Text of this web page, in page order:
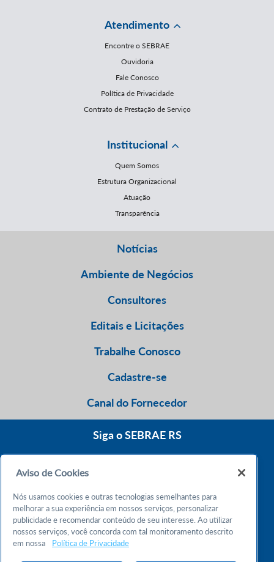
Atendimento
Encontre o SEBRAE
Ouvidoria
Fale Conosco
Política de Privacidade
Contrato de Prestação de Serviço
Institucional
Quem Somos
Estrutura Organizacional
Atuação
Transparência
Notícias
Ambiente de Negócios
Consultores
Editais e Licitações
Trabalhe Conosco
Cadastre-se
Canal do Fornecedor
Siga o SEBRAE RS
Atendimento 24h
Chame no WhatsApp
Aviso de Cookies
Nós usamos cookies e outras tecnologias semelhantes para
melhorar a sua experiência em nossos serviços, personalizar
publicidade e recomendar conteúdo de seu interesse. Ao utilizar
nossos serviços, você concorda com tal monitoramento descrito
em nossa
Política de Privacidade